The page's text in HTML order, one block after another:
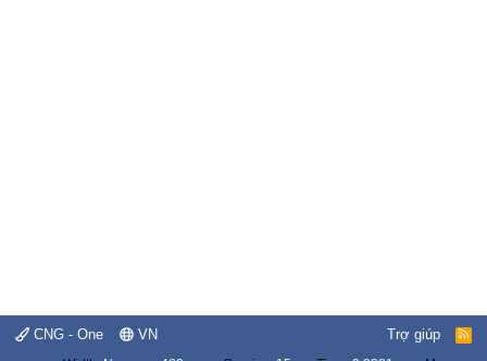
CNG - One VN Trợ giúp
R